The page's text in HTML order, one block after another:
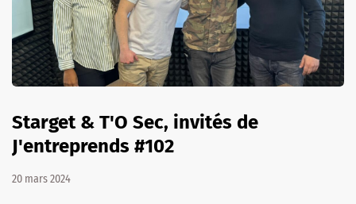
Starget & T'O Sec, invités de
J'entreprends #102
20 mars 2024